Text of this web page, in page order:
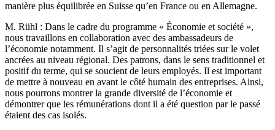
manière plus équilibrée en Suisse qu’en France ou en Allemagne.
M. Rühl : Dans le cadre du programme « Économie et société »,
nous travaillons en collaboration avec des ambassadeurs de
l’économie notamment. Il s’agit de personnalités triées sur le volet
ancrées au niveau régional. Des patrons, dans le sens traditionnel et
positif du terme, qui se soucient de leurs employés. Il est important
de mettre à nouveau en avant le côté humain des entreprises. Ainsi,
nous pourrons montrer la grande diversité de l’économie et
démontrer que les rémunérations dont il a été question par le passé
étaient des cas isolés.